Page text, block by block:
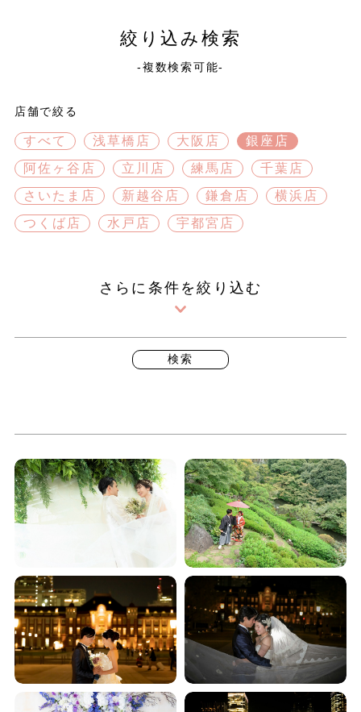
絞り込み検索
-複数検索可能-
店舗で絞る
すべて 浅草橋店 大阪店
銀座店
阿佐ヶ谷店
立川店 練馬店
千葉店
さいたま店
新越谷店 鎌倉店
横浜店
つくば店
水戸店 宇都宮店
さらに条件を絞り込む